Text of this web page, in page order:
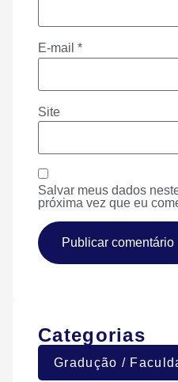
E-mail *
Site
Salvar meus dados
próxima vez que eu
Categorias
Gradução /